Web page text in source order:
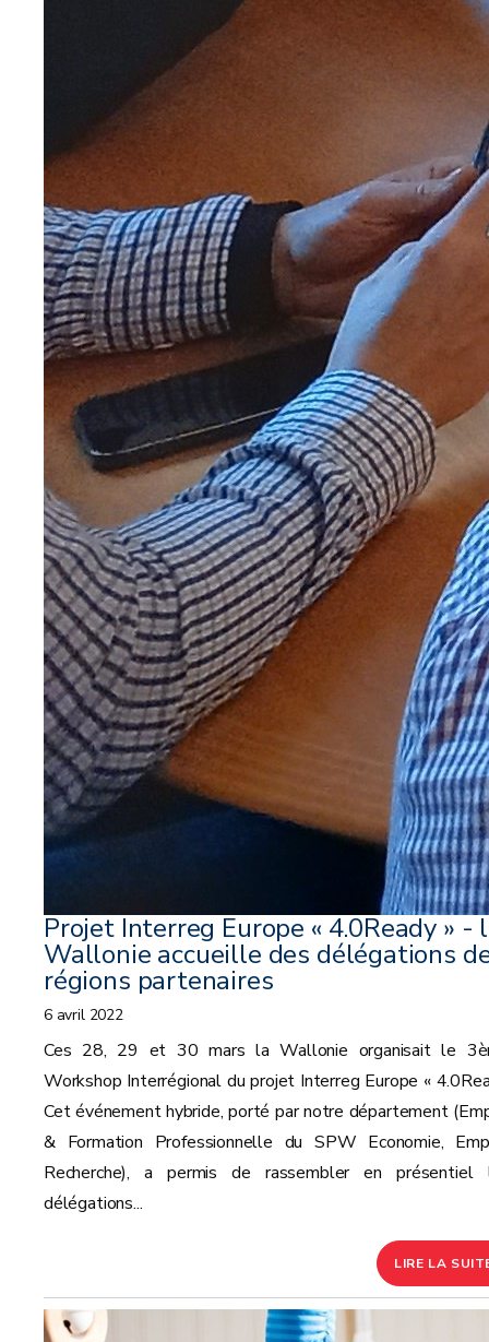
Projet Interreg Europe « 4.0Ready » -
Wallonie accueille des délégations
régions partenaires
6 avril 2022
Ces 28, 29 et 30 mars la Wallonie organisait le
Workshop Interrégional du projet Interreg Europe «
Cet événement hybride, porté par notre département
& Formation Professionnelle du SPW Economie,
Recherche), a permis de rassembler en présentiel
délégations...
LIRE LA